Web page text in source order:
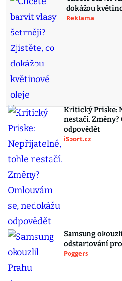
dokážou
Reklama
Kritický Priske:
nestačí. Změny?
odpovědět
iSport.cz
Samsung
odstartování
Poggers